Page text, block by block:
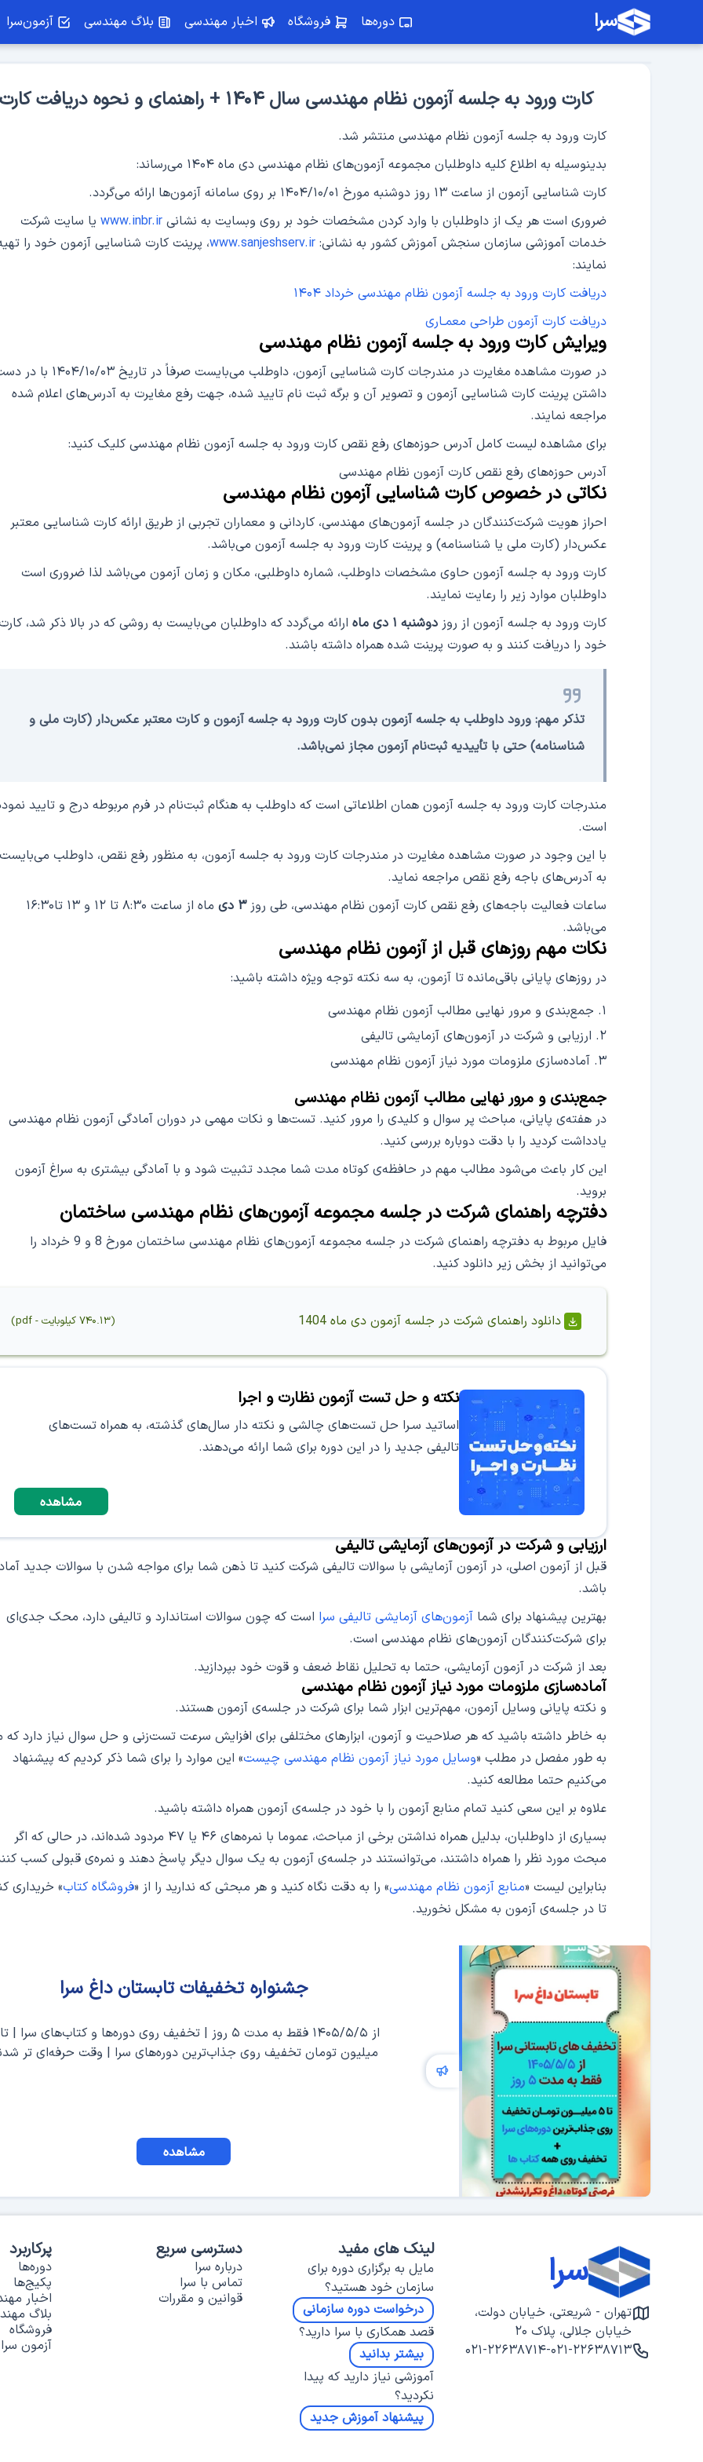
سرا دوره‌ها فروشگاه اخبار مهندسی بلاگ مهندسی آزمون‌سرا
کارت ورود به جلسه آزمون نظام مهندسی سال ۱۴۰۴ + راهنمای و نحوه دریافت کارت
کارت ورود به جلسه آزمون نظام مهندسی منتشر شد.
بدینوسیله به اطلاع کلیه داوطلبان مجموعه آزمون‌های نظام مهندسی دی ماه ۱۴۰۴ می‌رساند:
کارت شناسایی آزمون از ساعت ۱۳ روز دوشنبه مورخ ۱۴۰۴/۱۰/۰۱ بر روی سامانه آزمون‌ها ارائه می‌گردد.
ضروری است هر یک از داوطلبان با وارد کردن مشخصات خود بر روی وبسایت به نشانیwww.inbr.ir یا سایت شرکت
خدمات آموزشی سازمان سنجش آموزش کشور به نشانی:www.sanjeshserv.ir، پرینت کارت شناسایی آزمون خود را
نمایند:
دریافت کارت ورود به جلسه آزمون نظام مهندسی خرداد ۱۴۰۴
دریافت کارت آزمون طراحی معمـاری
ویرایش کارت ورود به جلسه آزمون نظام مهندسی
در صورت مشاهده مغایرت در مندرجات کارت شناسایی آزمون، داوطلب می‌بایست صرفاً در تاریخ
داشتن پرینت کارت شناسایی آزمون و تصویر آن و برگه ثبت نام تایید شده، جهت رفع مغایرت به آدرس‌های اعلام شده
مراجعه نمایند.
برای مشاهده لیست کامل آدرس حوزه‌های رفع نقص کارت ورود به جلسه آزمون نظام مهندسی کليک کنيد:
آدرس حوزه‌های رفع نقص کارت آزمون نظام مهندسی
نکاتی در خصوص کارت شناسایی آزمون نظام مهندسی
احراز هویت شرکت‌کنندگان در جلسه آزمون‌های مهندسی، کاردانی و معماران تجربی از طریق ارائه کارت شناسایی معتبر
عکس‌دار (کارت ملی یا شناسنامه) و پرینت کارت ورود به جلسه آزمون می‌باشد.
کارت ورود به جلسه آزمون حاوی مشخصات داوطلب، شماره داوطلبی، مکان و زمان آزمون می‌باشد لذا ضروری است
داوطلبان موارد زیر را رعایت نمایند.
کارت ورود به جلسه آزمون از روزدوشنبه ۱ دی ماه
ارائه می‌گردد که داوطلبان می‌بایست به روشی که در بالا ذکر شد،
خود را دریافت کنند و به صورت پرینت شده همراه داشته باشند.
تذکر مهم: ورود داوطلب به جلسه آزمون بدون کارت ورود به جلسه آزمون و کارت معتبر عکس‌دار (کارت ملی و
شناسنامه) حتی با تأییدیه ثبت‌نام آزمون مجاز نمی‌باشد.
مندرجات کارت ورود به جلسه آزمون همان اطلاعاتی است که داوطلب به هنگام ثبت‌نام در فرم مربوطه درج و تایید
است.
با این وجود در صورت مشاهده مغایرت در مندرجات کارت ورود به جلسه آزمون، به منظور رفع نقص، داوطلب
به آدرس‌های باجه رفع نقص مراجعه نماید.
ساعات فعالیت باجه‌های رفع نقص کارت آزمون نظام مهندسی، طی روز۳ دی
ماه از ساعت ۸:۳۰ تا ۱۲ و ۱۳ تا۱۶:۳۰
می‌باشد.
نکات مهم روزهای قبل از آزمون نظام مهندسی
در روزهای پایانی باقی‌مانده تا آزمون، به سه نکته توجه‌ ویژه داشته باشید:
جمع‌بندی و مرور نهایی مطالب آزمون نظام مهندسی
ارزیابی و شرکت در آزمون‌های آزمایشی تالیفی
آماده‌سازی ملزومات مورد نیاز آزمون نظام مهندسی
جمع‌بندی و مرور نهایی مطالب آزمون نظام مهندسی
در هفته‌ی پایانی، مباحث پر سوال و کلیدی را مرور کنید. تست‌ها و نکات مهمی در دوران آمادگی آزمون نظام مهندسی
یادداشت کردید را با دقت دوباره بررسی کنید.
این کار باعث می‌شود مطالب مهم در حافظه‌ی کوتاه مدت شما مجدد تثبیت شود و با آمادگی بیشتری به سراغ آزمون
بروید.
دفترچه راهنمای شرکت در جلسه مجموعه آزمون‌های نظام مهندسی ساختمان
فایل مربوط به دفترچه راهنمای شرکت در جلسه مجموعه آزمون‌های نظام مهندسی ساختمان مورخ 8 و 9 خرداد را
می‌توانید از بخش زیر دانلود کنید.
دانلود راهنمای شرکت در جلسه آزمون دی ماه 1404 (۷۴۰.۱۳ کیلوبایت -
pdf
)
نکته و حل تست آزمون نظارت و اجرا
اساتید سـرا حل تست‌های چالشی و نکته‌ دار سال‌های گذشته، به همراه تست‌های
تالیفی جدید را در این دوره برای شما ارائه می‌دهند.
مشاهده
ارزیابی و شرکت در آزمون‌های آزمایشی تالیفی
قبل از آزمون اصلی، در آزمون آزمایشی با سوالات تالیفی شرکت کنید تا ذهن شما برای مواجه شدن با سوالات جدید
باشد.
بهترین پیشنهاد برای شماآزمون‌های آزمایشی تالیفی سرا است که چون سوالات استاندارد و تالیفی دارد، محک جدی‌ای
برای شرکت‌کنندگان آزمون‌های نظام مهندسی است.
بعد از شرکت در آزمون آزمایشی، حتما به تحلیل نقاط ضعف و قوت خود بپردازید.
آماده‌سازی ملزومات مورد نیاز آزمون نظام مهندسی
و نکته‌ پایانی وسایل آزمون، مهم‌ترین ابزار شما برای شرکت در جلسه‌ی آزمون هستند.
به خاطر داشته باشید که هر صلاحیت و آزمون، ابزارهای مختلفی برای افزایش سرعت تست‌زنی و حل سوال نیاز دارد که
به طور مفصل در مطلب «وسایل مورد نیاز آزمون نظام مهندسی چیست» این موارد را برای شما ذکر کردیم که پیشنهاد
می‌کنیم حتما مطالعه کنید.
علاوه بر این سعی کنید تمام منابع آزمون را با خود در جلسه‌ی آزمون همراه داشته باشید.
بسیاری از داوطلبان، بدلیل همراه نداشتن برخی از مباحث، عموما با نمره‌های ۴۶ یا ۴۷ مردود شده‌اند، در حالی که اگر
مبحث مورد نظر را همراه داشتند، می‌توانستند در جلسه‌ی آزمون به یک سوال دیگر پاسخ دهند و نمره‌ی قبولی کسب
بنابراین لیست «منابع آزمون نظام مهندسی» را به دقت نگاه کنید و هر مبحثی که ندارید را از «فروشگاه کتاب» خریداری
تا در جلسه‌ی آزمون به مشکل نخورید.
جشنواره تخفیفات تابستان داغ سرا
میلیون تومان تخفیف روی جذاب‌ترین دوره‌های سرا | وقت حرفه‌ای تر
مشاهده
دوره طراحی دیوار برشی
دوره تشریح ویرایش پنجم استاندارد
۲۸۰۰
آموزش جامع و گام‌به‌گام استاندارد ۲۸۰۰
استاندارد ۲۸۰۰
بررسی تغییرات ویرایش
چهارم
سرا
تهران - شریعتی، خیابان دولت،
خیابان جلالی، پلاک ۲۰
۰۲۱-۲۲۶۳۸۷۱۳-۰۲۱-۲۲۶۳۸۷۱۴
لینک های مفید
مایل به برگزاری دوره برای
سازمان خود هستید؟
درخواست دوره سازمانی
قصد همکاری با سرا دارید؟
بیشتر بدانید
آموزشی نیاز دارید که پیدا
نکردید؟
پیشنهاد آموزش جدید
دسترسی سریع
درباره سرا
تماس با سرا
قوانین و مقررات
پرکاربرد
دوره‌ها
پکیج‌ها
اخبار
بلاگ
فروشگاه
آزمون سرا